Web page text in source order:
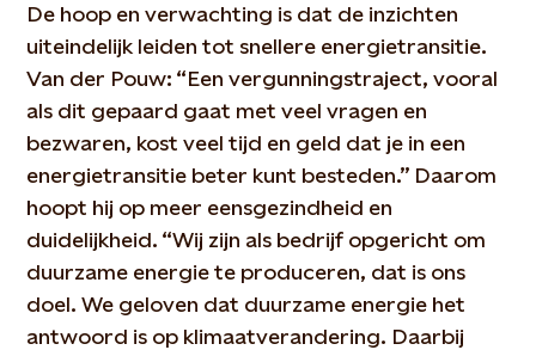
De hoop en verwachting is dat de inzichten
uiteindelijk leiden tot snellere energietransitie.
Van der Pouw: “Een vergunningstraject, vooral
als dit gepaard gaat met veel vragen en
bezwaren, kost veel tijd en geld dat je in een
energietransitie beter kunt besteden.” Daarom
hoopt hij op meer eensgezindheid en
duidelijkheid. “Wij zijn als bedrijf opgericht om
duurzame energie te produceren, dat is ons
doel. We geloven dat duurzame energie het
antwoord is op klimaatverandering. Daarbij